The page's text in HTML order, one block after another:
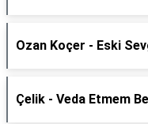
Ozan Koçer - Eski
Çelik - Veda Etmem